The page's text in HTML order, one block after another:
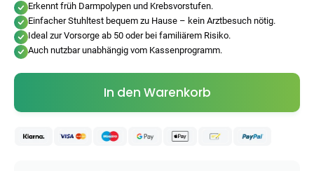
Categories
Arzneimittel
&
Hygiene &
Haushalt
Familie
Erkennt früh Darmpolypen und Krebsvorstufen.
Einfacher Stuhltest bequem zu Hause – kein Arztbesuch nötig.
Ideal zur Vorsorge ab 50 oder bei familiärem Risiko.
Auch nutzbar unabhängig vom Kassenprogramm.
In den Warenkorb